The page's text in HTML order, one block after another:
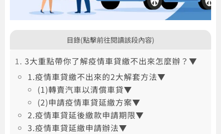
目錄(點擊前往閱讀該段內容)
3大重點帶你了解疫情車貸繳不出來怎麼辦？▼
1.疫情車貸繳不出來的2大解套方法▼
(1)轉賣汽車以清償車貸▼
(2)申請疫情車貸延繳方案▼
2.疫情車貸延後繳款申請期限▼
3.疫情車貸延繳申請辦法▼